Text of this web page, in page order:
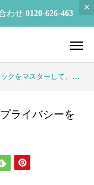
わせ 0120-626-463
ターして、プライバシーを守ろう！
ライバシーを